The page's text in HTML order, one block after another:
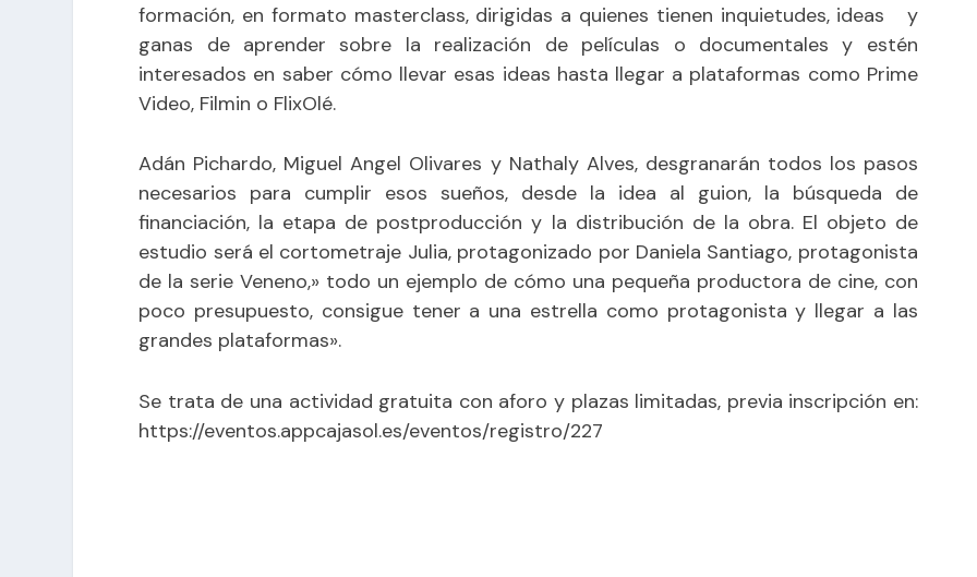
formación, en formato masterclass, dirigidas a quienes tienen inquietudes, ideas y
ganas de aprender sobre la realización de películas o documentales y estén
interesados en saber cómo llevar esas ideas hasta llegar a plataformas como Prime
Video, Filmin o FlixOlé.
Adán Pichardo, Miguel Angel Olivares y Nathaly Alves, desgranarán todos los pasos
necesarios para cumplir esos sueños, desde la idea al guion, la búsqueda de
financiación, la etapa de postproducción y la distribución de la obra. El objeto de
estudio será el cortometraje Julia, protagonizado por Daniela Santiago, protagonista
de la serie Veneno,» todo un ejemplo de cómo una pequeña productora de cine, con
poco presupuesto, consigue tener a una estrella como protagonista y llegar a las
grandes plataformas».
Se trata de una actividad gratuita con aforo y plazas limitadas, previa inscripción en:
https://eventos.appcajasol.es/eventos/registro/227